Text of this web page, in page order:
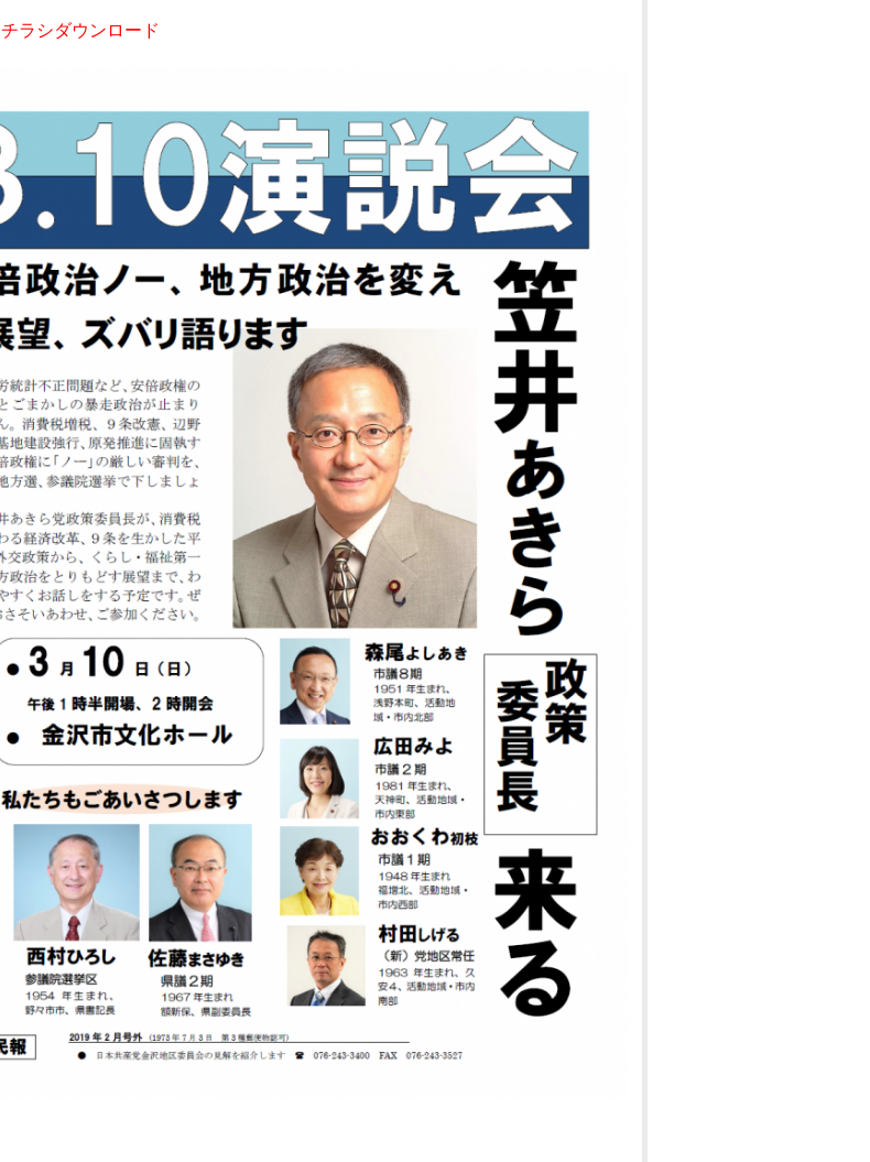
チラシダウンロード